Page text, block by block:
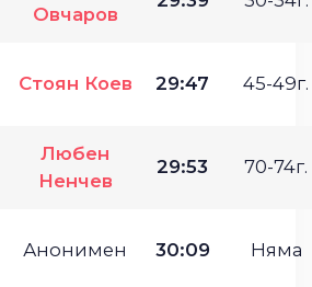
Овчаров
Стоян Коев 29:47 45-49г.
Любен
Ненчев
29:53 70-74г.
Анонимен 30:09 Няма